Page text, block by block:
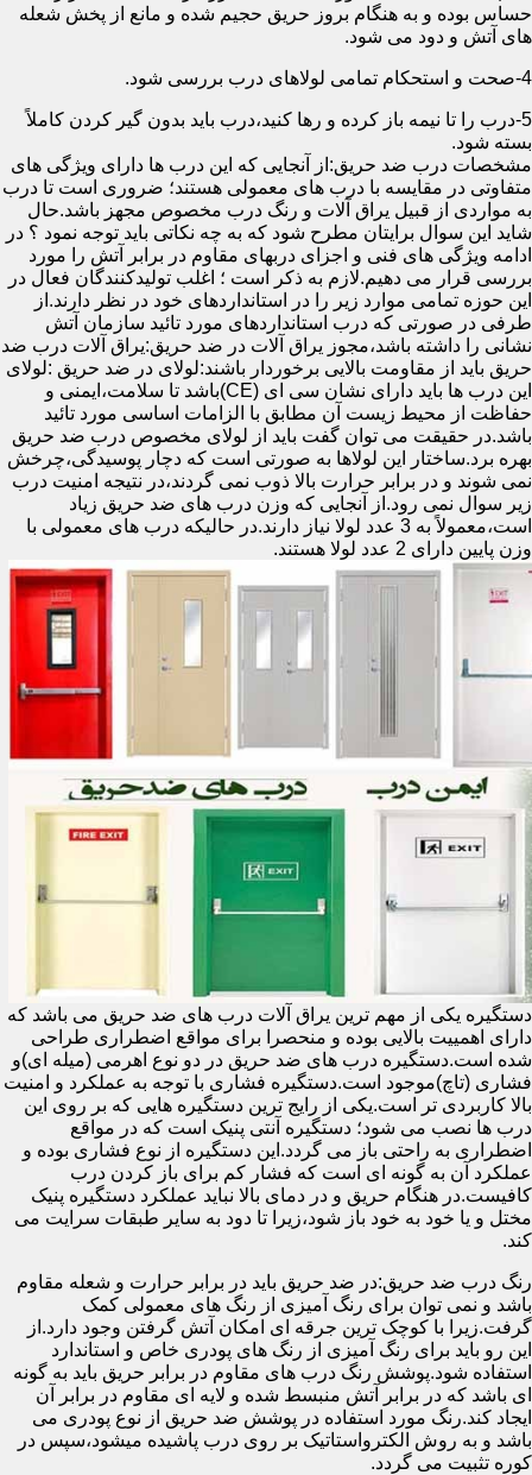
حساس بوده و به هنگام بروز حریق حجیم شده و مانع از پخش شعله
های آتش و دود می شود.
4-صحت و استحکام تمامی لولاهای درب بررسی شود.
5-درب را تا نیمه باز کرده و رها کنید،درب باید بدون گیر کردن کاملاً
بسته شود.
مشخصات درب ضد حریق:از آنجایی که این درب ها دارای ویژگی های
متفاوتی در مقایسه با درب های معمولی هستند؛ ضروری است تا درب
به مواردی از قبیل یراق آلات و رنگ درب مخصوص مجهز باشد.حال
شاید این سوال برایتان مطرح شود که به چه نکاتی باید توجه نمود ؟ در
ادامه ویژگی های فنی و اجزای دربهای مقاوم در برابر آتش را مورد
بررسی قرار می دهیم.لازم به ذکر است ؛ اغلب تولیدکنندگان فعال در
این حوزه تمامی موارد زیر را در استانداردهای خود در نظر دارند.از
طرفی در صورتی که درب استانداردهای مورد تائید سازمان آتش
نشانی را داشته باشد،مجوز یراق آلات در ضد حریق:یراق آلات درب ضد
حریق باید از مقاومت بالایی برخوردار باشند:لولای در ضد حریق :لولای
این درب ها باید دارای نشان سی ای (CE)باشد تا سلامت،ایمنی و
حفاظت از محیط زیست آن مطابق با الزامات اساسی مورد تائید
باشد.در حقیقت می توان گفت باید از لولای مخصوص درب ضد حریق
بهره برد.ساختار این لولاها به صورتی است که دچار پوسیدگی،چرخش
نمی شوند و در برابر حرارت بالا ذوب نمی گردند،در نتیجه امنیت درب
زیر سوال نمی رود.از آنجایی که وزن درب های ضد حریق زیاد
است،معمولاً به 3 عدد لولا نیاز دارند.در حالیکه درب های معمولی با
وزن پایین دارای 2 عدد لولا هستند.
دستگیره یکی از مهم ترین یراق آلات درب های ضد حریق می باشد که
دارای اهمییت بالایی بوده و منحصرا برای مواقع اضطراری طراحی
شده است.دستگیره درب های ضد حریق در دو نوع اهرمی (میله ای)و
فشاری (تاچ)موجود است.دستگیره فشاری با توجه به عملکرد و امنیت
بالا کاربردی تر است.یکی از رایج ترین دستگیره هایی که بر روی این
درب ها نصب می شود؛ دستگیره آنتی پنیک است که در مواقع
اضطراری به راحتی باز می گردد.این دستگیره از نوع فشاری بوده و
عملکرد آن به گونه ای است که فشار کم برای باز کردن درب
کافیست.در هنگام حریق و در دمای بالا نباید عملکرد دستگیره پنیک
مختل و یا خود به خود باز شود،زیرا تا دود به سایر طبقات سرایت می
کند.
رنگ درب ضد حریق:در ضد حریق باید در برابر حرارت و شعله مقاوم
باشد و نمی توان برای رنگ آمیزی از رنگ های معمولی کمک
گرفت.زیرا با کوچک ترین جرقه ای امکان آتش گرفتن وجود دارد.از
این رو باید برای رنگ آمیزی از رنگ های پودری خاص و استاندارد
استفاده شود.پوشش رنگ درب های مقاوم در برابر حریق باید به گونه
ای باشد که در برابر آتش منبسط شده و لایه ای مقاوم در برابر آن
ایجاد کند.رنگ مورد استفاده در پوشش ضد حریق از نوع پودری می
باشد و به روش الکترواستاتیک بر روی درب پاشیده میشود،سپس در
کوره تثبیت می گردد.